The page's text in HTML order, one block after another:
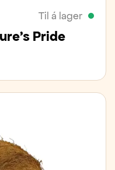
Til á lager
Pride